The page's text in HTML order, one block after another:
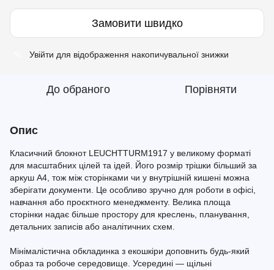
Замовити швидко
Увійти для відображення накопичувальної знижки
До обраного Порівняти
Опис
Класичний блокнот LEUCHTTURM1917 у великому форматі
для масштабних цілей та ідей. Його розмір трішки більший за
аркуш A4, тож між сторінками чи у внутрішній кишені можна
зберігати документи. Це особливо зручно для роботи в офісі,
навчання або проєктного менеджменту. Велика площа
сторінки надає більше простору для креслень, планування,
детальних записів або аналітичних схем.
Мінімалістична обкладинка з екошкіри доповнить будь-який
образ та робоче середовище. Усередині — щільні